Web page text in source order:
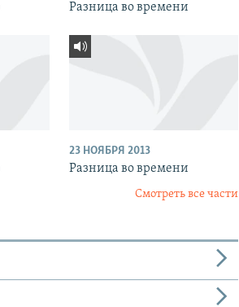
Разница во времени
23 НОЯБРЯ 2013
Разница во времени
Смотреть все части